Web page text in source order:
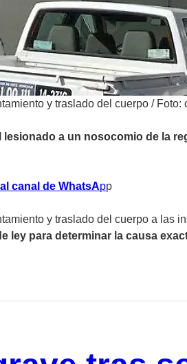
y traslado del cuerpo / Foto:
a un nosocomio de la
canal de WhatsApp
y traslado del cuerpo a las
ley para determinar la causa